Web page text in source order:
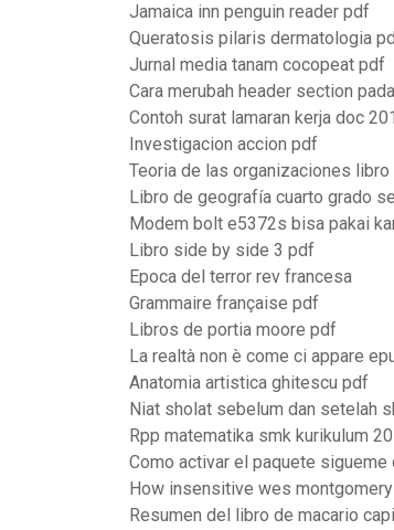
Jamaica inn penguin reader pdf
Queratosis pilaris dermatologia
Jurnal media tanam cocopeat pdf
Cara merubah header section
Contoh surat lamaran kerja doc
Investigacion accion pdf
Teoria de las organizaciones
Libro de geografía cuarto grado
Modem bolt e5372s bisa pakai
Libro side by side 3 pdf
Epoca del terror rev francesa
Grammaire française pdf
Libros de portia moore pdf
La realtà non è come ci appare
Anatomia artistica ghitescu pdf
Niat sholat sebelum dan setelah
Rpp matematika smk kurikulum
Como activar el paquete sigueme
How insensitive wes
Resumen del libro de macario